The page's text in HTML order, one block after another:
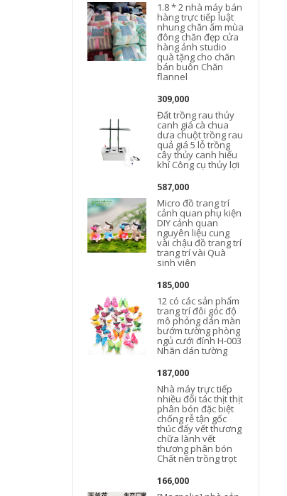
1.8 * 2 nhà máy bán
hàng trực tiếp luật
nhung chăn ấm mùa
đông chăn đẹp cửa
hàng ảnh studio
quà tặng cho chăn
bán buôn Chăn
flannel
309,000
Đất trồng rau thủy
canh giá cà chua
dưa chuột trồng rau
quả giá 5 lỗ trồng
cây thủy canh hiếu
khí Công cụ thủy lợi
587,000
Micro đồ trang trí
cảnh quan phụ kiện
DIY cảnh quan
nguyên liệu cung
vài chậu đồ trang trí
trang trí vài Quà
sinh viên
185,000
12 có các sản phẩm
trang trí đôi góc độ
mô phỏng dán màn
bướm tường phòng
ngủ cưới đính H-003
Nhãn dán tường
187,000
Nhà máy trực tiếp
nhiều đối tác thịt thịt
phân bón đặc biệt
chống rễ tận gốc
thúc đẩy vết thương
chữa lành vết
thương phân bón
Chất nền trồng trọt
166,000